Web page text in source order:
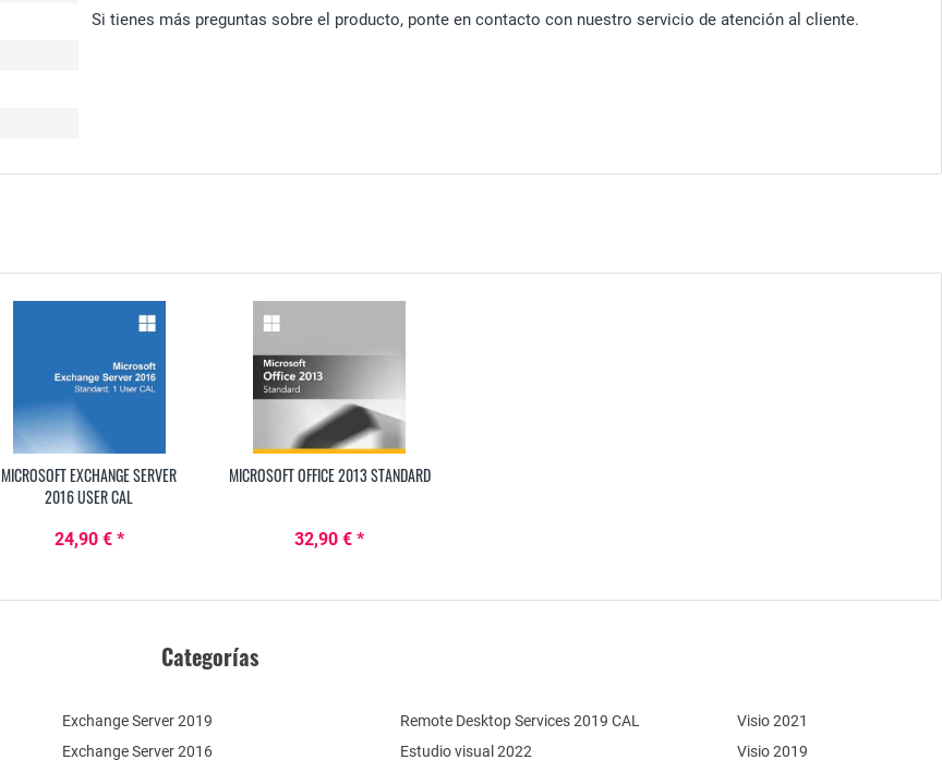
Si tienes más preguntas sobre el producto, ponte en contacto con nuestro servicio de atención al cliente.
MICROSOFT EXCHANGE SERVER
2016 USER CAL
24,90 € *
MICROSOFT OFFICE 2013 STANDARD
32,90 € *
Categorías
Exchange Server 2019
Exchange Server 2016
Remote Desktop Services 2019 CAL
Estudio visual 2022
Visio 2021
Visio 2019